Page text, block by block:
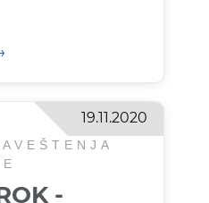
19.11.2020
-